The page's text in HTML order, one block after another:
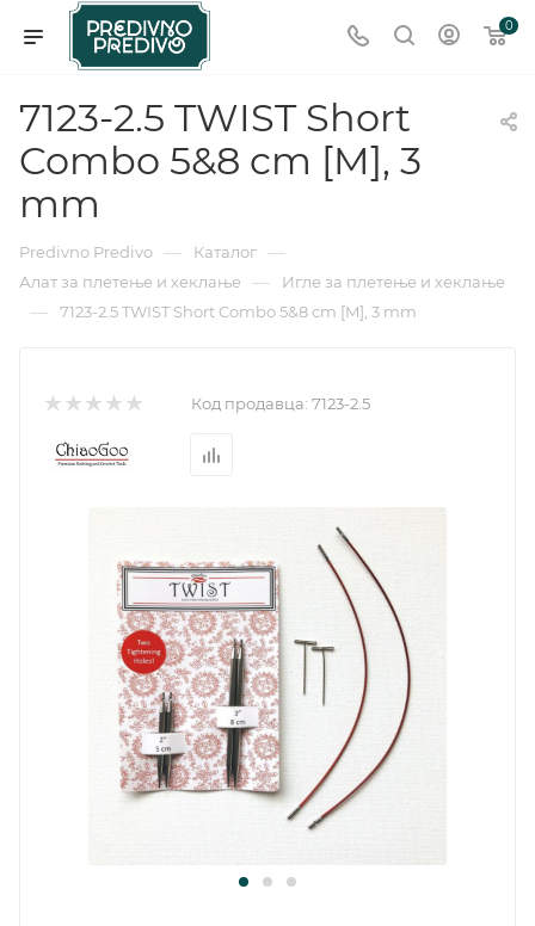
0
7123-2.5 TWIST Short
Combo 5&8 cm [M], 3
mm
Predivno Predivo — Каталог —
Алат за плетење и хеклање — Игле за плетење и хеклање
— 7123-2.5 TWIST Short Combo 5&8 cm [M], 3 mm
Код продавца: 7123-2.5